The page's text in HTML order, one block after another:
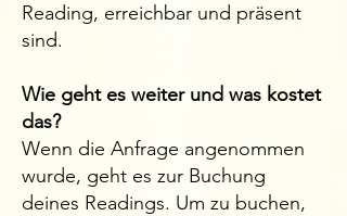
Reading, erreichbar und präsent
sind.
Wie geht es weiter und was kostet
das?
Wenn die Anfrage angenommen
wurde, geht es zur Buchung
deines Readings. Um zu buchen,